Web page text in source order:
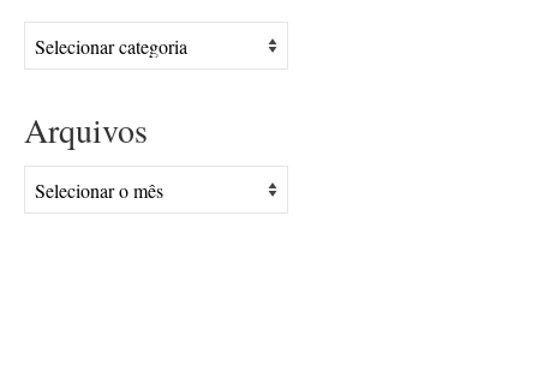
Assuntos
Arquivos
Arquivos